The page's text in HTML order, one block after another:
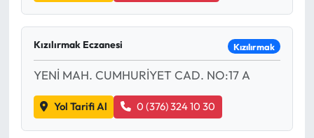
Kızılırmak Eczanesi Kızılırmak
YENİ MAH. CUMHURİYET CAD. NO:17 A
Yol Tarifi Al 0 (376) 324 10 30